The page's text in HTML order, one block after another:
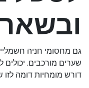
גם מחסומי חניה
שערים מורכבים,
דורש מומחיות דומה לזו